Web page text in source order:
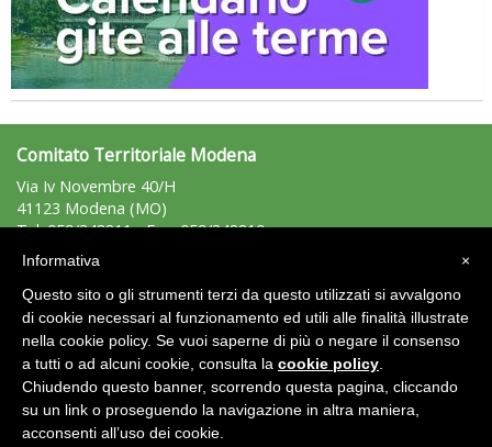
Tiziano Pesce nel Cda di Fondazione Terzjus: prima riunione a
Roma
Comitato Territoriale Modena
Via Iv Novembre 40/H
41123 Modena (MO)
Tel: 059/348811 - Fax: 059/348810
e-mail:modena@uisp.it
P.Iva: 02231330362
Area Riservata 2.0
×
Informativa
Questo sito o gli strumenti terzi da questo utilizzati si avvalgono
di cookie necessari al funzionamento ed utili alle finalità illustrate
nella cookie policy. Se vuoi saperne di più o negare il consenso
a tutti o ad alcuni cookie, consulta la cookie policy
Chiudendo questo banner, scorrendo questa pagina, cliccando
su un link o proseguendo la navigazione in altra maniera,
acconsenti all’uso dei cookie.